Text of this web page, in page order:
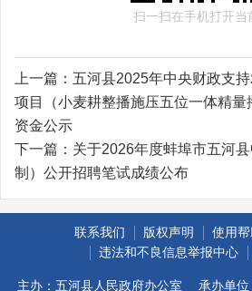
扫一扫在手机打开当
上一篇： 五河县2025年中央财政支
项目（小麦耕整播施压五位一体精
资金公示
下一篇： 关于2026年度蚌埠市五河
制）公开招聘笔试成绩公布
联系我们 版权声明 使用帮
违法和不良信息举报中心
主办：五河县人民政府办公室 承办单